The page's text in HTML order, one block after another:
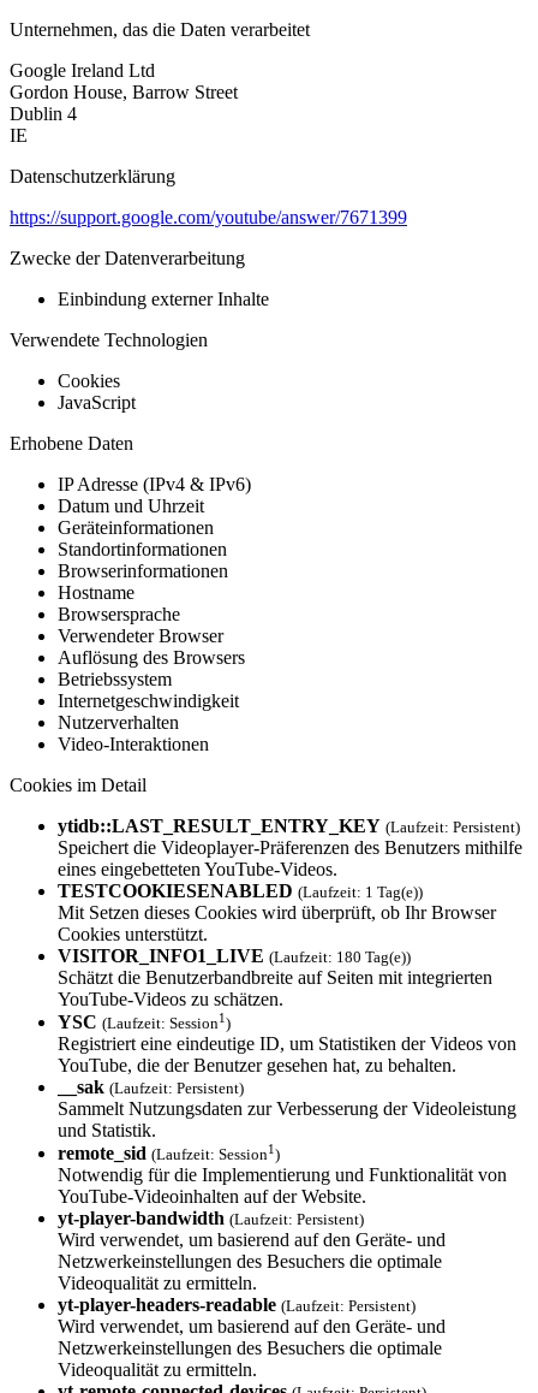
Unternehmen, das die Daten verarbeitet
Google Ireland Ltd
Gordon House, Barrow Street
Dublin 4
IE
Datenschutzerklärung
https://support.google.com/youtube/answer/7671399
Zwecke der Datenverarbeitung
Einbindung externer Inhalte
Verwendete Technologien
Cookies
JavaScript
Erhobene Daten
IP Adresse (IPv4 & IPv6)
Datum und Uhrzeit
Geräteinformationen
Standortinformationen
Browserinformationen
Hostname
Browsersprache
Verwendeter Browser
Auflösung des Browsers
Betriebssystem
Internetgeschwindigkeit
Nutzerverhalten
Video-Interaktionen
Cookies im Detail
ytidb::LAST_RESULT_ENTRY_KEY (Laufzeit: Persistent)
Speichert die Videoplayer-Präferenzen des Benutzers mithilfe
eines eingebetteten YouTube-Videos.
TESTCOOKIESENAB­LED (Laufzeit: 1 Tag(e))
Mit Setzen dieses Cookies wird überprüft, ob Ihr Browser
Cookies unterstützt.
VISITOR_INFO1_L­IVE (Laufzeit: 180 Tag(e))
Schätzt die Benutzerbandbreite auf Seiten mit integrierten
YouTube-Videos zu schätzen.
YSC (Laufzeit: Session1)
Registriert eine eindeutige ID, um Statistiken der Videos von
YouTube, die der Benutzer gesehen hat, zu behalten.
__sak (Laufzeit: Persistent)
Sammelt Nutzungsdaten zur Verbesserung der Videoleistung
und Statistik.
remote_sid (Laufzeit: Session1)
Notwendig für die Implementierung und Funktionalität von
YouTube-Videoinhalten auf der Website.
yt-player-bandw­idth (Laufzeit: Persistent)
Wird verwendet, um basierend auf den Geräte- und
Netzwerkeinstellungen des Besuchers die optimale
Videoqualität zu ermitteln.
yt-player-heade­rs-readable (Laufzeit: Persistent)
Wird verwendet, um basierend auf den Geräte- und
Netzwerkeinstellungen des Besuchers die optimale
Videoqualität zu ermitteln.